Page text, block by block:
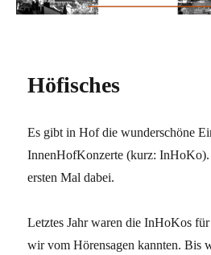
Höfisches
Es gibt in Hof die wunderschöne
InnenHofKonzerte (kurz:
ersten Mal dabei.
Letztes Jahr waren die InHoKos
wir vom Hörensagen kannten. Bis